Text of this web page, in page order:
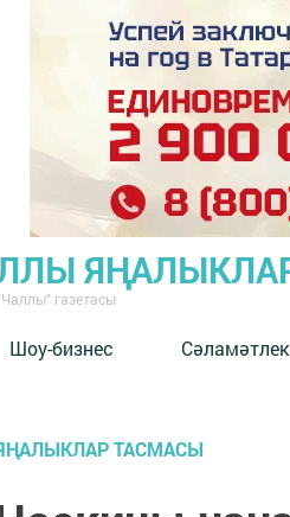
газетасы
Шоу-бизнес Сәламәтлек
ТАСМАСЫ